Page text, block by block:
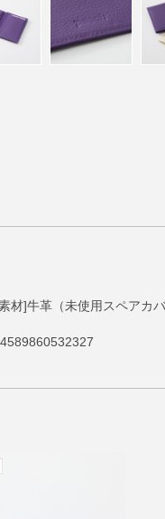
材]牛革（未使用スペア